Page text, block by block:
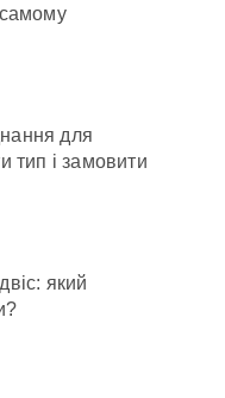
самому
для
тип і замовити
який